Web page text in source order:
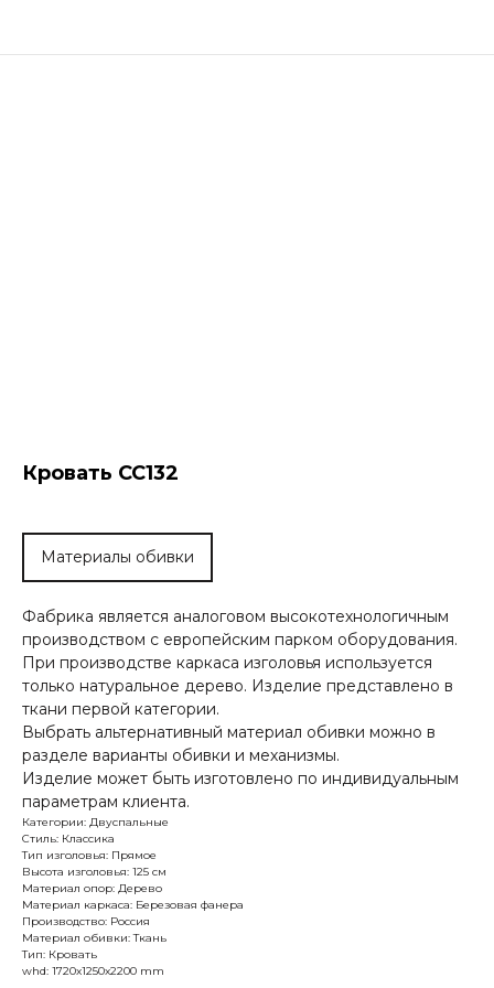
Кровать СС132
Материалы обивки
Фабрика является аналоговом высокотехнологичным
производством с европейским парком оборудования.
При производстве каркаса изголовья используется
только натуральное дерево. Изделие представлено в
ткани первой категории.
Выбрать альтернативный материал обивки можно в
разделе варианты обивки и механизмы.
Изделие может быть изготовлено по индивидуальным
параметрам клиента.
Категории: Двуспальные
Стиль: Классика
Тип изголовья: Прямое
Высота изголовья: 125 см
Материал опор: Дерево
Материал каркаса: Березовая фанера
Производство: Россия
Материал обивки: Ткань
Тип: Кровать
whd: 1720x1250x2200 mm